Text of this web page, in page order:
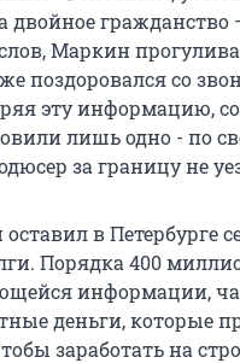
гражданство
Маркин
поздоровался со
эту информацию,
лишь одно - по
за границу не
в Петербурге
Порядка 400
информации,
деньги, которые
заработать на